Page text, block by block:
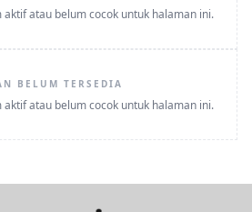
atau belum cocok untuk halaman ini.
BELUM TERSEDIA
atau belum cocok untuk halaman ini.